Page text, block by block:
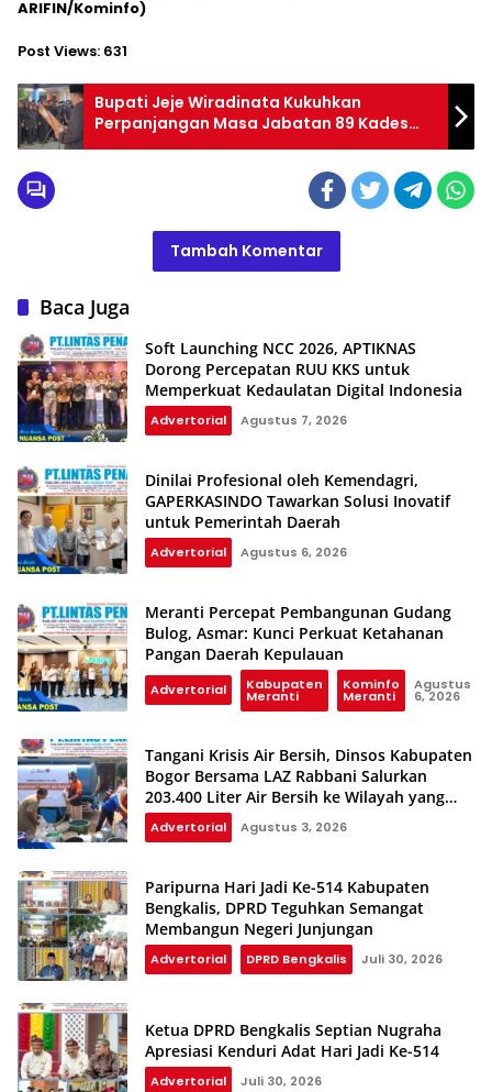
ARIFIN/Kominfo)
Post Views: 631
Bupati Jeje Wiradinata Kukuhkan
Perpanjangan Masa Jabatan 89 Kades
dan 633 Anggota BPD di Kabupaten
Tambah Komentar
Baca Juga
Soft Launching NCC 2026, APTIKNAS
Dorong Percepatan RUU KKS untuk
Memperkuat Kedaulatan Digital Indonesia
Advertorial Agustus 7, 2026
Dinilai Profesional oleh Kemendagri,
GAPERKASINDO Tawarkan Solusi Inovatif
untuk Pemerintah Daerah
Advertorial Agustus 6, 2026
Meranti Percepat Pembangunan Gudang
Bulog, Asmar: Kunci Perkuat Ketahanan
Pangan Daerah Kepulauan
Advertorial Kabupaten
Meranti
Kominfo
Meranti
Agustus
6, 2026
Tangani Krisis Air Bersih, Dinsos Kabupaten
Bogor Bersama LAZ Rabbani Salurkan
203.400 Liter Air Bersih ke Wilayah yang
Terdampak Kekeringan
Advertorial Agustus 3, 2026
Paripurna Hari Jadi Ke-514 Kabupaten
Bengkalis, DPRD Teguhkan Semangat
Membangun Negeri Junjungan
Advertorial DPRD Bengkalis Juli 30, 2026
Ketua DPRD Bengkalis Septian Nugraha
Apresiasi Kenduri Adat Hari Jadi Ke-514
Advertorial Juli 30, 2026